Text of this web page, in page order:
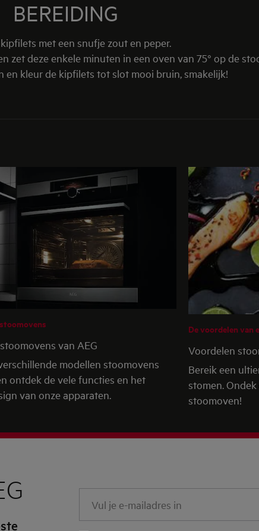
BEREIDING
met een snufje zout en peper.
zet deze enkele minuten in een oven van 75° op de
en kleur de kipfilets tot slot mooi bruin, smakelijk!
van AEG
modellen stoomovens
ontdek de vele functies en het
van onze apparaten.
De voordelen van
Voordelen
Bereik een
stomen.
stoomoven!